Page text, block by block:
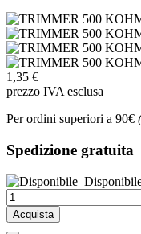
1,35 €
prezzo IVA esclusa
Per ordini superiori a 90€
Spedizione gratuita
Acquista